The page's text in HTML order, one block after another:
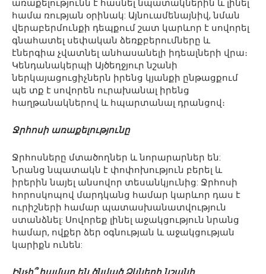
առաքելությունն է հասնել նպատակներին և լինել
համա ռության օրինակ: Այնուամենայնիվ, նման
վերաբերմունքի դեպքում շատ կարևոր է սովորել
գնահատել սեփական ձեռքբերումները և
էներգիա չվատնել անհասանելի իդեալների վրա։
Կենդանակերպի Այծեղջյուր նշանի
ներկայացուցիչներն իրենց կյանքի ընթացքում
պե տք է սովորեն ուրախանալ իրենց
հաղթանակներով և հպարտանալ դրանցով։
Ջրհոսի առաքելությունը
Ջրհոսները մտածողներ և նորարարներ են:
Նրանց նպատակն է փոփոխություն բերել և
իրերին նայել անսովոր տեսանկյունից: Ջրհոսի
հորոսկոպով մարդկանց համար կարևոր դաս է
ուրիշների համար պատասխանատվություն
ստանձնել: Սովորեք լինել աջակցություն նրանց
համար, ովքեր ձեր օգնության և աջակցության
կարիքն ունեն: